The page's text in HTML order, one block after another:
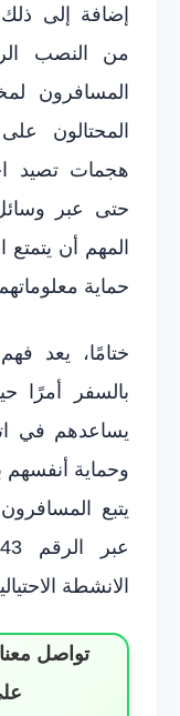
إضافة إلى ذلك،
من النصب
المسافرون
المحتالون
هجمات تصيد
حتى عبر
المهم أن
حماية
ختامًا، يعد
بالسفر أمرًا
يساعدهم في
وحماية
يتبع
الانشطة
تواصل